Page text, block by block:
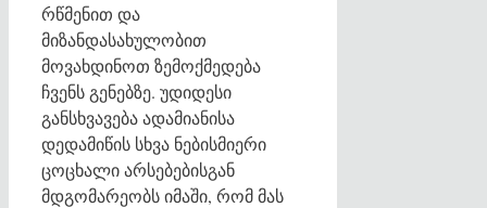
რწმენით და
მიზანდასახულობით
მოვახდინოთ ზემოქმედება
ჩვენს გენებზე. უდიდესი
განსხვავება ადამიანისა
დედამიწის სხვა ნებისმიერი
ცოცხალი არსებებისგან
მდგომარეობს იმაში, რომ მას